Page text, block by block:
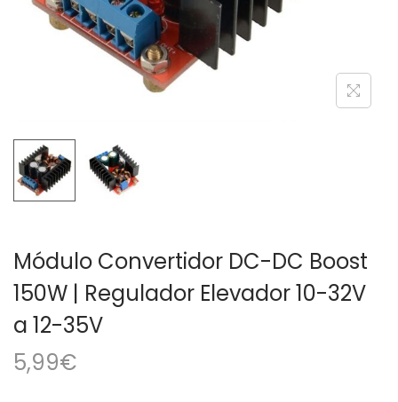
a
i
i
o
Módulo Convertidor DC-DC Boost
150W | Regulador Elevador 10-32V
a 12-35V
5,99€